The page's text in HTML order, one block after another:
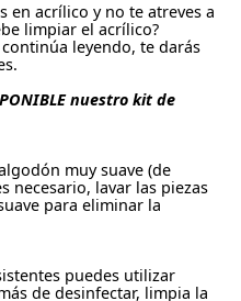
en acrílico y no te atreves a
limpiar el acrílico?
leyendo, te darás
nuestro kit de
muy suave (de
necesario, lavar las piezas
para eliminar la
puedes utilizar
de desinfectar, limpia la